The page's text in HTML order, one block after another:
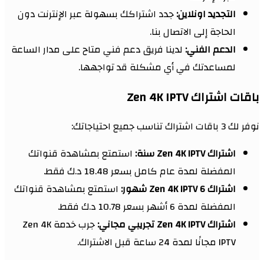
التجديد اونلاين:جدد اشتراكك بسهولة عبر الإنترنت دون
الحاجة إلى الاتصال بنا.
الدعم الفني: لدينا فريق دعم فني متاح على مدار الساعة
لمساعدتك في أي مشكلة قد تواجهها.
باقات اشتراك Zen 4K IPTV
نوفر لك 3 باقات اشتراك تناسب جميع احتياجاتك:
اشتراك Zen 4K IPTV سنة:
استمتع بمشاهدة قنواتك
المفضلة لمدة عام كامل بسعر 18.48 د.ك فقط.
اشتراك Zen 4K IPTV 6 شهور:
استمتع بمشاهدة قنواتك
المفضلة لمدة 6 أشهر بسعر 10.78 د.ك فقط.
اشتراك Zen 4K IPTV تجريبي مجاني:
جرب خدمة Zen 4K
IPTV مجانًا لمدة 24 ساعة قبل الاشتراك.